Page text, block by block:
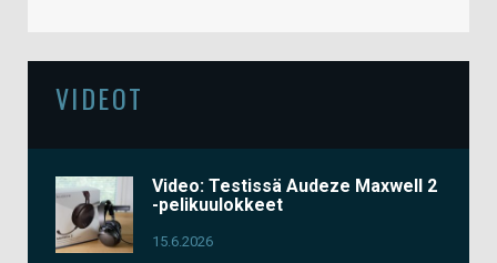
VIDEOT
Video: Testissä Audeze Maxwell 2
-pelikuulokkeet
15.6.2026